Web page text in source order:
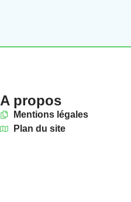
A propos
Mentions légales
Plan du site